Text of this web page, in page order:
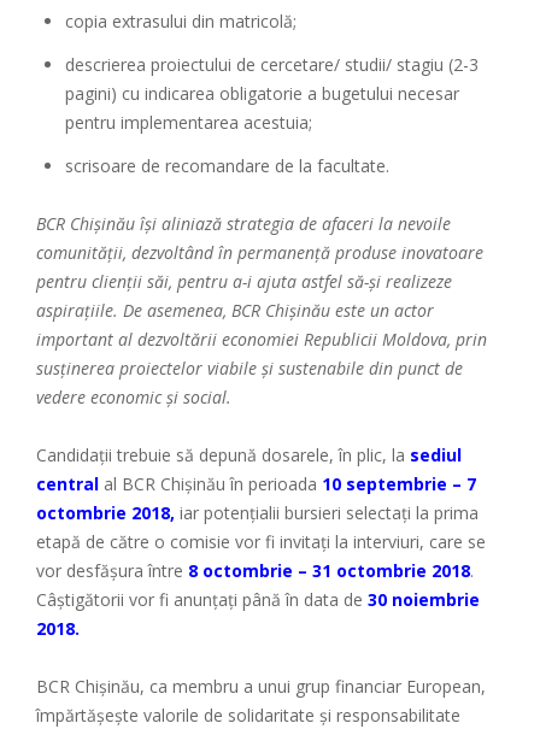
copia extrasului din matricolă;
descrierea proiectului de cercetare/ studii/ stagiu (2-3
pagini) cu indicarea obligatorie a bugetului necesar
pentru implementarea acestuia;
scrisoare de recomandare de la facultate.
BCR Chișinău își aliniază strategia de afaceri la nevoile
comunității, dezvoltând în permanență produse inovatoare
pentru clienții săi, pentru a-i ajuta astfel să-și realizeze
aspirațiile. De asemenea, BCR Chișinău este un actor
important al dezvoltării economiei Republicii Moldova, prin
susținerea proiectelor viabile și sustenabile din punct de
vedere economic și social.
Candidații trebuie să depună dosarele, în plic, la sediul
central al BCR Chișinău în perioada 10 septembrie – 7
octombrie 2018, iar potențialii bursieri selectați la prima
etapă de către o comisie vor fi invitați la interviuri, care se
vor desfășura între 8 octombrie – 31 octombrie 2018.
Câștigătorii vor fi anunțați până în data de 30 noiembrie
2018.
BCR Chișinău, ca membru a unui grup financiar European,
împărtășește valorile de solidaritate și responsabilitate